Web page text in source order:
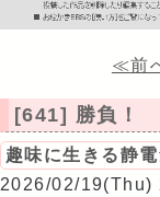
≪前
[641] 勝負！
趣味に生きる静
2026/02/19(Thu)